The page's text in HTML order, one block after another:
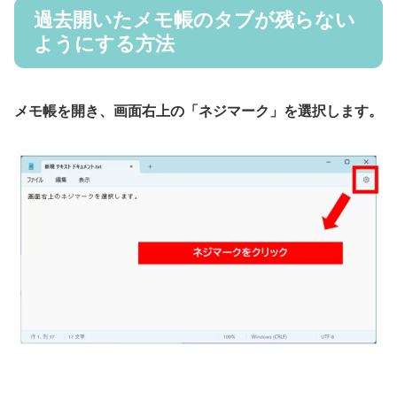
過去開いたメモ帳のタブが残らない
ようにする方法
メモ帳を開き、画面右上の「ネジマーク」を選択します。